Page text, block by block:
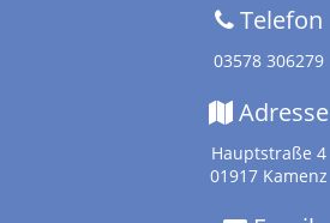
Telefon
03578 306279
Adresse
Hauptstraße 4
01917 Kamenz